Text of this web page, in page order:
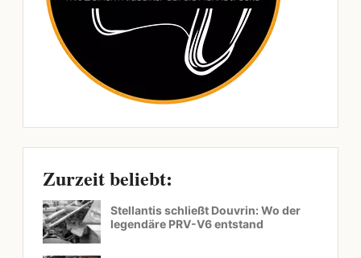
Zurzeit beliebt:
Stellantis schließt Douvrin: Wo der
legendäre PRV-V6 entstand